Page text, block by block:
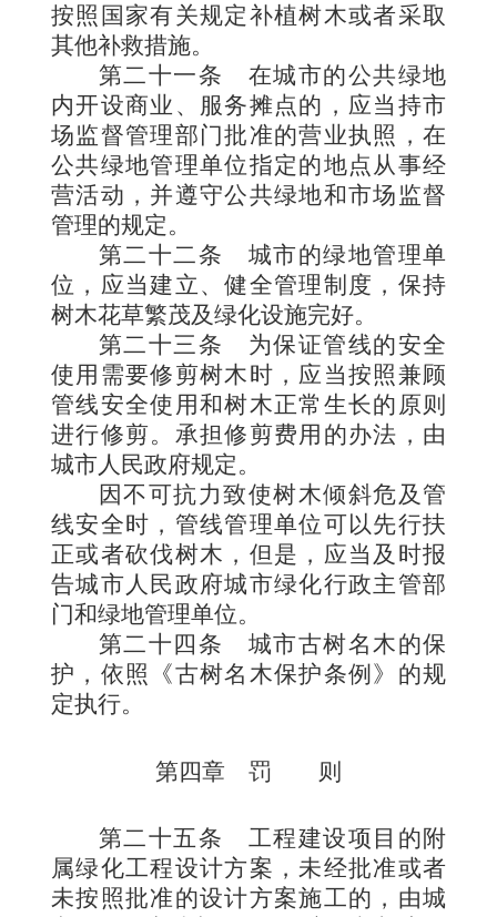
按照国家有关规定补植树木或者采取
其他补救措施。
第二十一条 在城市的公共绿地
内开设商业、服务摊点的，应当持市
场监督管理部门批准的营业执照，在
公共绿地管理单位指定的地点从事经
营活动，并遵守公共绿地和市场监督
管理的规定。
第二十二条 城市的绿地管理单
位，应当建立、健全管理制度，保持
树木花草繁茂及绿化设施完好。
第二十三条 为保证管线的安全
使用需要修剪树木时，应当按照兼顾
管线安全使用和树木正常生长的原则
进行修剪。承担修剪费用的办法，由
城市人民政府规定。
因不可抗力致使树木倾斜危及管
线安全时，管线管理单位可以先行扶
正或者砍伐树木，但是，应当及时报
告城市人民政府城市绿化行政主管部
门和绿地管理单位。
第二十四条 城市古树名木的保
护，依照《古树名木保护条例》的规
定执行。
第四章 罚 则
第二十五条 工程建设项目的附
属绿化工程设计方案，未经批准或者
未按照批准的设计方案施工的，由城